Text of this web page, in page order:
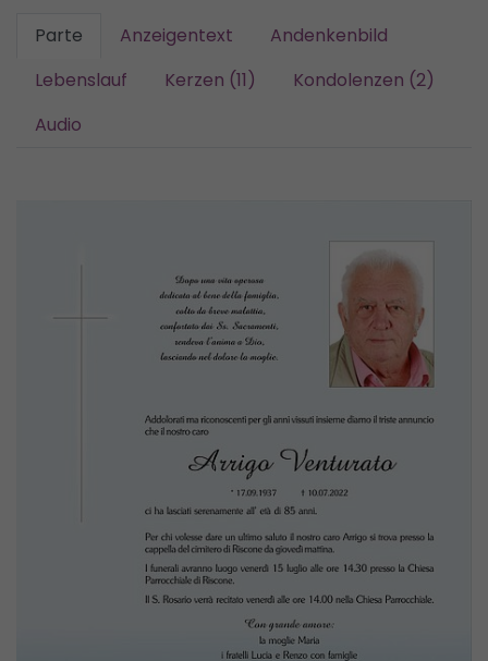
Parte Anzeigentext
Andenkenbild
Lebenslauf
Kerzen (11)
Kondolenzen (2)
Audio